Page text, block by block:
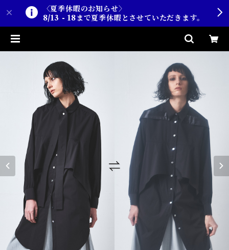
〈夏季休暇のお知らせ〉
8/13 - 18まで夏季休暇とさせていただきます。